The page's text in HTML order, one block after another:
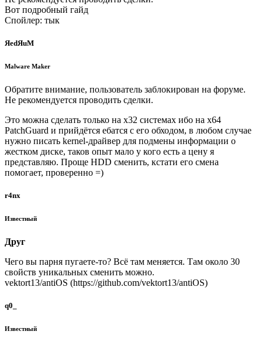
Вот подробный гайд
Спойлер: тык
ЯedЯuM
Malware Maker
Обратите внимание, пользователь заблокирован на форуме.
Не рекомендуется проводить сделки.
Это можна сделать только на x32 системах ибо на х64
PatchGuard и прийдётся ебатся с его обходом, в любом случае
нужно писать kernel-драйвер для подмены информации о
жестком диске, таков опыт мало у кого есть а цену я
представляю. Проще HDD сменить, кстати его смена
помогает, проверенно =)
r4nx
Известный
Друг
Чего вы парня пугаете-то? Всё там меняется. Там около 30
свойств уникальных сменить можно.
vektort13/antiOS (https://github.com/vektort13/antiOS)
q0_
Известный